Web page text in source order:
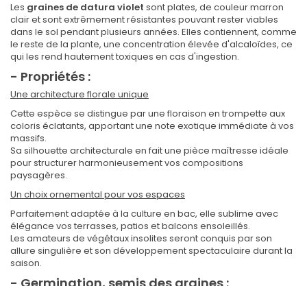
Les graines de datura violet sont plates, de couleur marron
clair et sont extrêmement résistantes pouvant rester viables
dans le sol pendant plusieurs années. Elles contiennent, comme
le reste de la plante, une concentration élevée d'alcaloïdes, ce
qui les rend hautement toxiques en cas d'ingestion.
- Propriétés :
Une architecture florale unique
Cette espèce se distingue par une floraison en trompette aux
coloris éclatants, apportant une note exotique immédiate à vos
massifs.
Sa silhouette architecturale en fait une pièce maîtresse idéale
pour structurer harmonieusement vos compositions
paysagères.
Un choix ornemental pour vos espaces
Parfaitement adaptée à la culture en bac, elle sublime avec
élégance vos terrasses, patios et balcons ensoleillés.
Les amateurs de végétaux insolites seront conquis par son
allure singulière et son développement spectaculaire durant la
saison.